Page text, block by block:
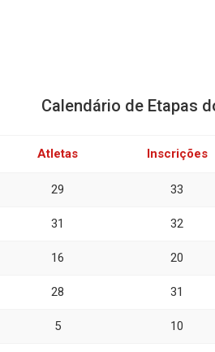
Calendário de Etapas
Atletas Inscrições
29 33
31 32
16 20
28 31
5 10